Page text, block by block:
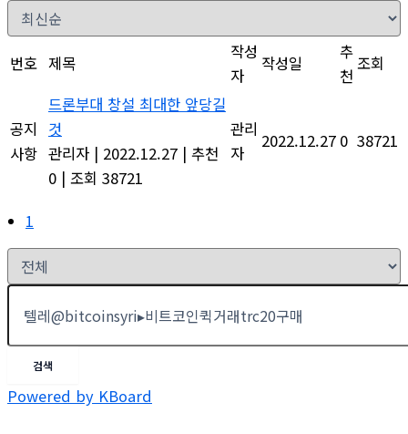
번호 제목
작성
자
작성일
추
천
조회
공지
사항
드론부대 창설 최대한 앞당길
것
관리자 | 2022.12.27 | 추천
0 | 조회 38721
관리
자
2022.12.27 0 38721
1
검색
Powered by KBoard